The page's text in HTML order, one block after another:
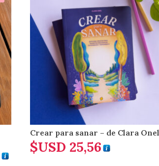
El
Crear para sanar – de Clara Onel
$USD 25,56